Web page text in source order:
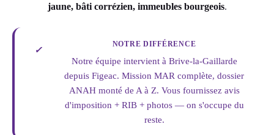
jaune, bâti corrézien, immeubles bourgeois.
✓
NOTRE DIFFÉRENCE
Notre équipe intervient à Brive-la-Gaillarde
depuis Figeac. Mission MAR complète, dossier
ANAH monté de A à Z. Vous fournissez avis
d'imposition + RIB + photos — on s'occupe du
reste.